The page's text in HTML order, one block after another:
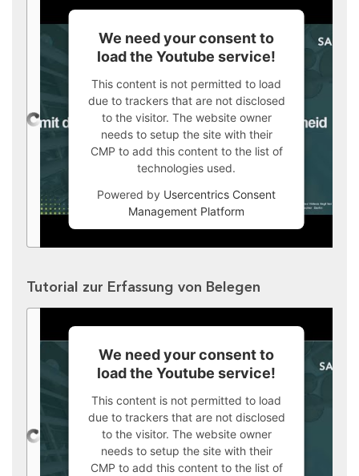
We need your consent to
load the Youtube service!
This content is not permitted to load
due to trackers that are not disclosed
to the visitor. The website owner
needs to setup the site with their
CMP to add this content to the list of
technologies used.
Powered by Usercentrics Consent
Management Platform
Tutorial zur Erfassung von Belegen
We need your consent to
load the Youtube service!
This content is not permitted to load
due to trackers that are not disclosed
to the visitor. The website owner
needs to setup the site with their
CMP to add this content to the list of